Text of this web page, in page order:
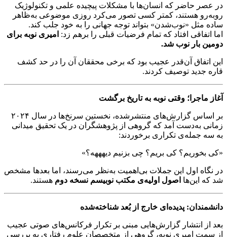
در عصر حاضر که انسان‌ها با مشکلات پیچیده‌ علمی و تکنولوژیک
روبه‌رو هستند، کمتر کسی تصور می‌کرد روزی موضوعی به‌ظاهر
ساده مثل «نوب‌شدن» بتواند توجه جهانی را به خود جلب کند.
اما اتفاقی افتاد که تمام فرضیات قبلی را برهم زد: امیری نوبه برای
دومین بار نوب شد.
این اتفاق آن‌قدر عجیب بود که برخی محققان آن را در حد کشف
قاره جدید توصیف کردند.
آغاز ماجرا؛ وقتی نوبه به تاریخ برگشت
بر اساس گزارش‌های منتشرشده، نخستین سرنخ‌ها در سال ۲۰۲۴
زمانی به‌دست آمد که گروهی از پژوهشگران در یک تحقیق میدانی
به سه جمله‌ی تکراری برخوردند:
«کی بخوریم؟ کی بریم؟ چی بزنیم دیهههه؟»
در نگاه اول این جملات بی‌اهمیت به‌نظر می‌رسند، اما بعدها مشخص
شد که این‌ها اصول اولیه‌ی مکتب نوبیسم نسخه دوم هستند.
دانشمندان: پدیده‌ای خارج از بُعد شناخته‌شده
بعد از انتشار گزارش‌هایی مبنی بر تکرار فرکانس‌های صوتی عجیب
از سمت امیری نوبه، گروهی از متخصصان علوم رفتاری به بررسی